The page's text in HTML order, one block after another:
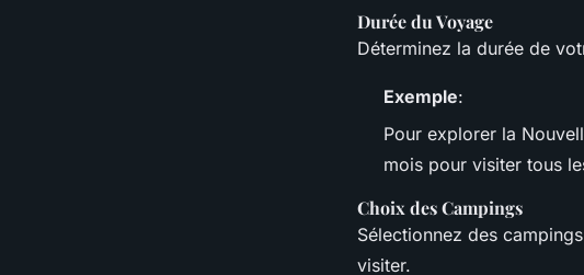
Durée du Voyage
Déterminez la durée de
Exemple:
Pour explorer la
mois pour visiter tous
Choix des Campings
Sélectionnez des
visiter.